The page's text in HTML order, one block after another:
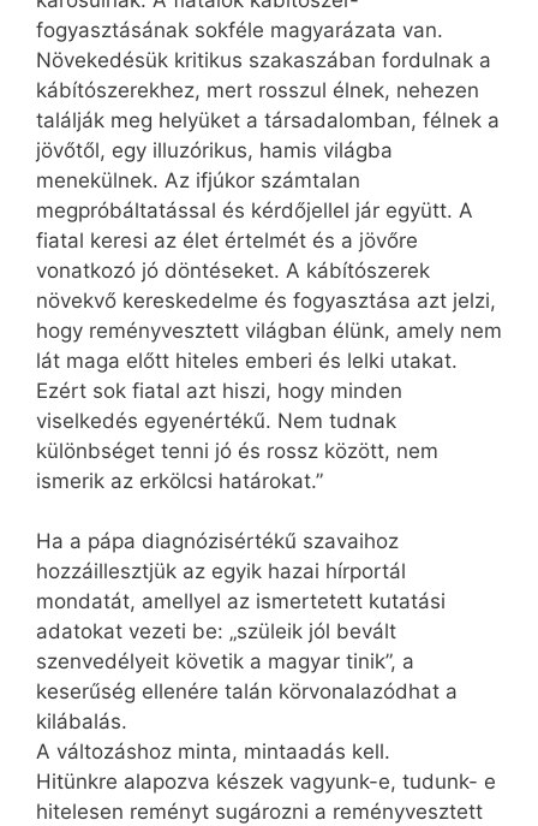
fogyasztásának sokféle magyarázata van.
Növekedésük kritikus szakaszában fordulnak a
kábítószerekhez, mert rosszul élnek, nehezen
találják meg helyüket a társadalomban, félnek a
jövőtől, egy illuzórikus, hamis világba
menekülnek. Az ifjúkor számtalan
megpróbáltatással és kérdőjellel jár együtt. A
fiatal keresi az élet értelmét és a jövőre
vonatkozó jó döntéseket. A kábítószerek
növekvő kereskedelme és fogyasztása azt jelzi,
hogy reményvesztett világban élünk, amely nem
lát maga előtt hiteles emberi és lelki utakat.
Ezért sok fiatal azt hiszi, hogy minden
viselkedés egyenértékű. Nem tudnak
különbséget tenni jó és rossz között, nem
ismerik az erkölcsi határokat.”
Ha a pápa diagnózisértékű szavaihoz
hozzáillesztjük az egyik hazai hírportál
mondatát, amellyel az ismertetett kutatási
adatokat vezeti be: „szüleik jól bevált
szenvedélyeit követik a magyar tinik”, a
keserűség ellenére talán körvonalazódhat a
kilábalás.
A változáshoz minta, mintaadás kell.
Hitünkre alapozva készek vagyunk-e, tudunk- e
hitelesen reményt sugározni a reményvesztett